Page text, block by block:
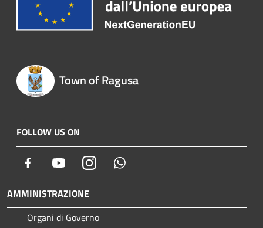
Town of Ragusa
FOLLOW US ON
Facebook YoutubeInstagram
AMMINISTRAZIONE
Organi di Governo